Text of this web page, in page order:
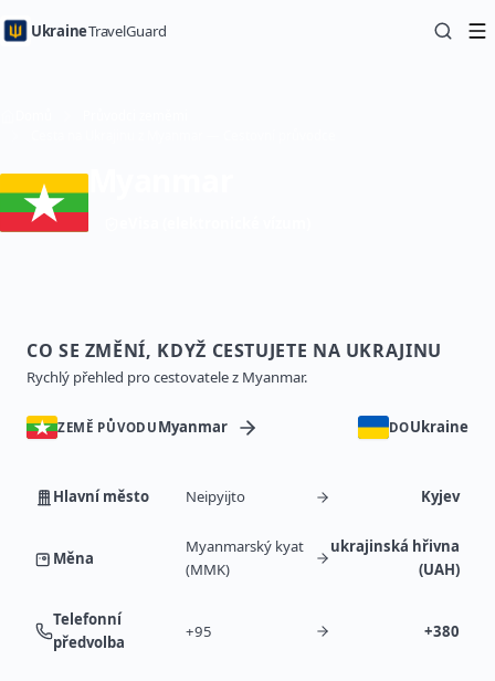
UkraineTravelGuard
CO SE ZMĚNÍ, KDYŽ CESTUJETE NA UKRAJINU
Rychlý přehled pro cestovatele z Myanmar.
ZEMĚ PŮVODU Myanmar DOUkraine
Hlavní město Neipyijto Kyjev
Měna
Myanmarský kyat
(MMK)
ukrajinská hřivna
(UAH)
Telefonní
předvolba
+95 +380